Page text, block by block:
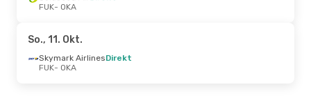
FUK- OKA
So., 11. Okt.
Skymark AirlinesDirekt
FUK- OKA